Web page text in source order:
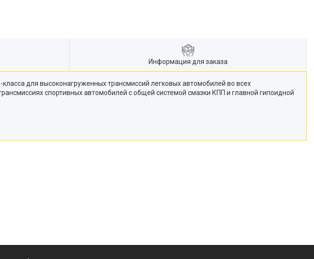
Информация для заказа
для высоконагруженных трансмиссий легковых автомобилей во всех
спортивных автомобилей с общей системой смазки КПП и главной гипоидной